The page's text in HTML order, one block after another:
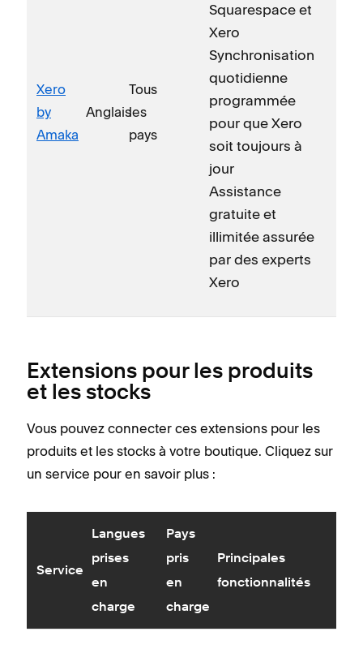
Xero
by
Amaka
Anglais
Tous
les
pays
Squarespace et
Xero
Synchronisation
quotidienne
programmée
pour que Xero
soit toujours à
jour
Assistance
gratuite et
illimitée assurée
par des experts
Xero
Extensions pour les produits
et les stocks
Vous pouvez connecter ces extensions pour les
produits et les stocks à votre boutique. Cliquez sur
un service pour en savoir plus :
Service
Langues
prises
en
charge
Pays
pris
en
charge
Principales
fonctionnalités